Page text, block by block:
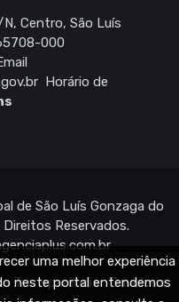
uma melhor experiência
neste portal entendemos
Centro, São Luís
000
Horário de
de São Luís Gonzaga do
Reservados.
Transparência
Ouvidoria